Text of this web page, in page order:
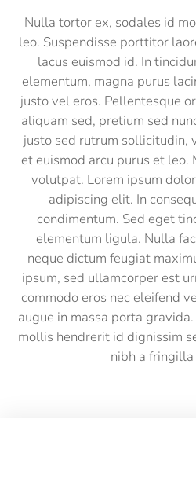
Nulla tortor ex, sodales id
leo. Suspendisse porttitor
lacus euismod id. In
elementum, magna purus
justo vel eros. Pellentesque
aliquam sed, pretium sed
justo sed rutrum sollicitudin,
et euismod arcu purus et
volutpat. Lorem ipsum
adipiscing elit. In
condimentum. Sed eget
elementum ligula. Nulla
neque dictum feugiat
ipsum, sed ullamcorper est
commodo eros nec eleifend
augue in massa porta
mollis hendrerit id dignissim
nibh a